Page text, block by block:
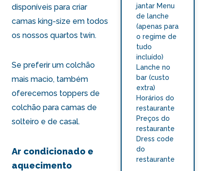
disponíveis para criar
camas king-size em todos
os nossos quartos twin.
Se preferir um colchão
mais macio, também
oferecemos toppers de
colchão para camas de
solteiro e de casal.
Ar condicionado e
aquecimento
jantar Menu
de lanche
(apenas para
o regime de
tudo
incluído)
Lanche no
bar (custo
extra)
Horários do
restaurante
Preços do
restaurante
Dress code
do
restaurante